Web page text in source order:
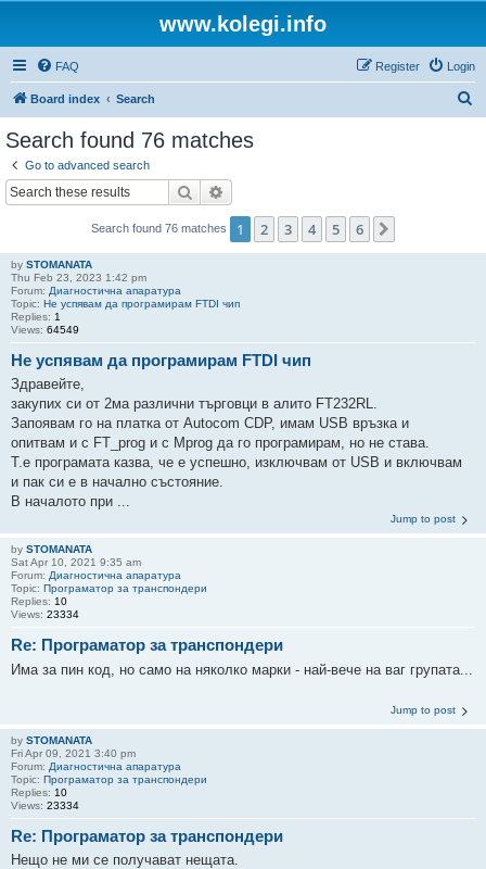
www.kolegi.info
FAQ Login
Register
Board index Search
Search found 76 matches
Go to advanced search
Search
Search found 76 matches 1 2 3 4 5 6
by STOMANATA
Thu Feb 23, 2023 1:42 pm
Forum: Диагностична апаратура
Topic: Не успявам да програмирам FTDI чип
Replies: 1
Views: 64549
Не успявам да програмирам FTDI чип
Здравейте,
закупих си от 2ма различни търговци в алито FT232RL.
Запоявам го на платка от Autocom CDP, имам USB връзка и
опитвам и с FT_prog и с Mprog да го програмирам, но не става.
Т.е програмата казва, че е успешно, изключвам от USB и включвам
и пак си е в начално състояние.
В началото при ...
Jump to post
by STOMANATA
Sat Apr 10, 2021 9:35 am
Forum: Диагностична апаратура
Topic: Програматор за транспондери
Replies: 10
Views: 23334
Re: Програматор за транспондери
Има за пин код, но само на няколко марки - най-вече на ваг групата...
Jump to post
by STOMANATA
Fri Apr 09, 2021 3:40 pm
Forum: Диагностична апаратура
Topic: Програматор за транспондери
Replies: 10
Views: 23334
Re: Програматор за транспондери
Нещо не ми се получават нещата.